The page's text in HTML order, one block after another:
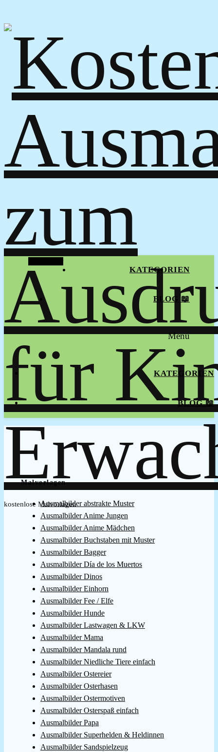
kostenlose Malvorlagen
KATEGORIEN
BLOG 📖
Menu
KATEGORIEN
BLOG 📖
Malvorlagen
Ausmalbilder abstrakte Muster
Ausmalbilder Anime Jungen
Ausmalbilder Anime Mädchen
Ausmalbilder Buchstaben mit Muster
Ausmalbilder Bagger
Ausmalbilder Día de los Muertos
Ausmalbilder Dinos
Ausmalbilder Einhorn
Ausmalbilder Fee / Elfe
Ausmalbilder Hunde
Ausmalbilder Lastwagen & LKW
Ausmalbilder Mama
Ausmalbilder Mandala rund
Ausmalbilder Niedliche Tiere einfach
Ausmalbilder Ostereier
Ausmalbilder Osterhasen
Ausmalbilder Ostermotiven
Ausmalbilder Osterspaß einfach
Ausmalbilder Papa
Ausmalbilder Superhelden & Heldinnen
Ausmalbilder Sandspielzeug